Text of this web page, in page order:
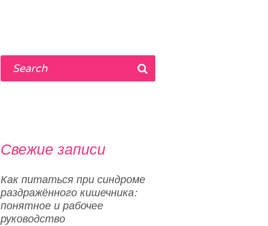
Свежие записи
Как питаться при синдроме
раздражённого кишечника:
понятное и рабочее
руководство